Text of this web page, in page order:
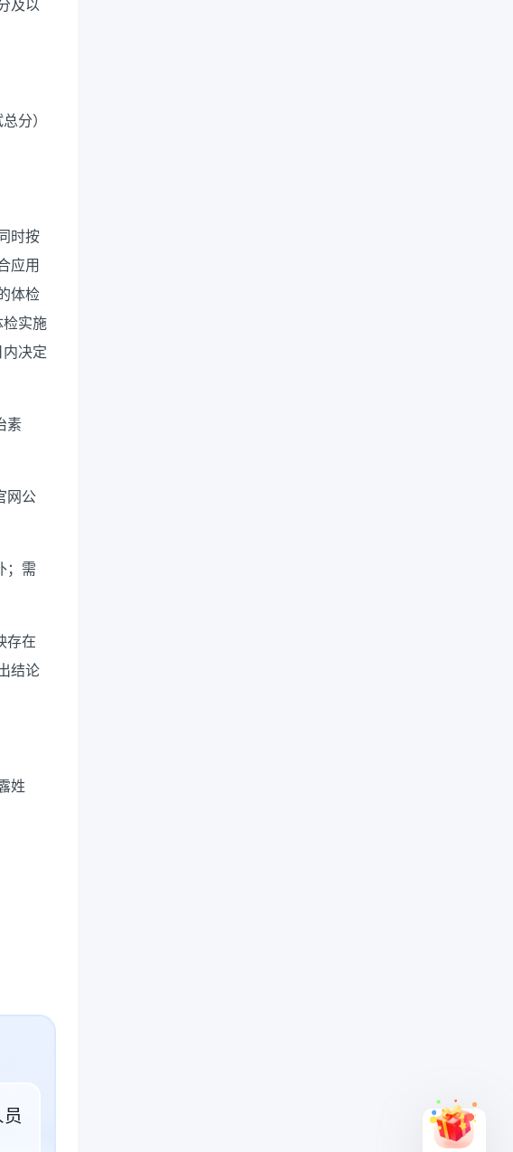
及以
分）
时按
应用
体检
检实施
内决定
素
网公
；需
存在
结论
姓